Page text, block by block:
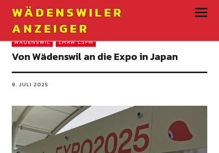
WÄDENSWILER
ANZEIGER
WÄDENSWIL ZHAW LSFM
Von Wädenswil an die Expo in Japan
9. JULI 2025